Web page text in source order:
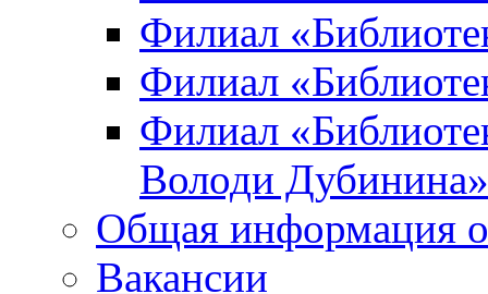
Филиал
Филиал
Филиал
Володи Дубинина»
Общая информация
Вакансии